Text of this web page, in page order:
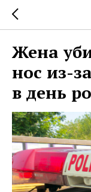
Жена
нос из-
в день